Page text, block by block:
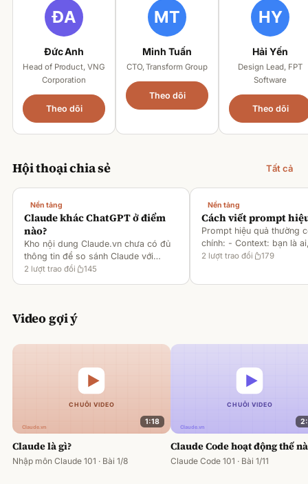
Đức Anh
Head of Product, VNG
Corporation
Theo dõi
Minh Tuấn
CTO, Transform Group
Theo dõi
Hải Yến
Design Lead, FPT
Software
Theo dõi
Hội thoại chia sẻ Tất cả
Nền tảng
Claude khác ChatGPT ở điểm
nào?
Kho nội dung Claude.vn chưa có đủ
thông tin để so sánh Claude với
ChatGPT. Hiện chỉ có tài liệu về
2 lượt trao đổi 145
Nền tảng
Cách viết prompt
Prompt hiệu quả thường
chính: - Context: bạn là
gì [1][2][6] - Task: muốn
2 lượt trao đổi 179
Video gợi ý
1:18
Claude là gì?
Nhập môn Claude 101 · Bài 1/8
Claude Code hoạt động thế
Claude Code 101 · Bài 1/11